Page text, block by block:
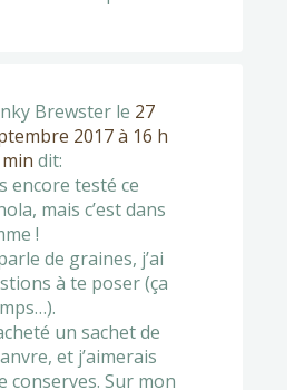
Brewster le 27
2017 à 16 h
dit:
encore testé ce
mais c’est dans
!
de graines, j’ai
à te poser (ça
un sachet de
et j’aimerais
conserves. Sur mon